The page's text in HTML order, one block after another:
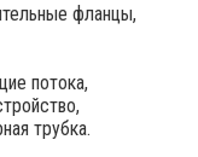
фланцы,
потока,
трубка.